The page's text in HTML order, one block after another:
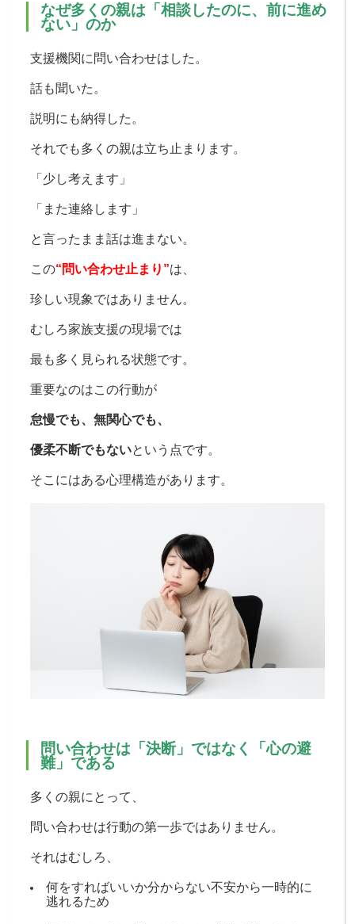
なぜ多くの親は「相談したのに、前に進め
ない」のか
支援機関に問い合わせはした。
話も聞いた。
説明にも納得した。
それでも多くの親は立ち止まります。
「少し考えます」
「また連絡します」
と言ったまま話は進まない。
この“問い合わせ止まり”は、
珍しい現象ではありません。
むしろ家族支援の現場では
最も多く見られる状態です。
重要なのはこの行動が
怠慢でも、無関心でも、
優柔不断でもないという点です。
そこにはある心理構造があります。
問い合わせは「決断」ではなく「心の避
難」である
多くの親にとって、
問い合わせは行動の第一歩ではありません。
それはむしろ、
何をすればいいか分からない不安から一時的に
逃れるため